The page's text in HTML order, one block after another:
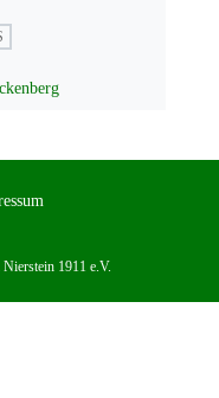
1911 e.V.